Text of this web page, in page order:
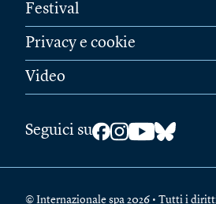
Festival
Privacy e cookie
Video
Seguici su
© Internazionale spa 2026 • Tutti i